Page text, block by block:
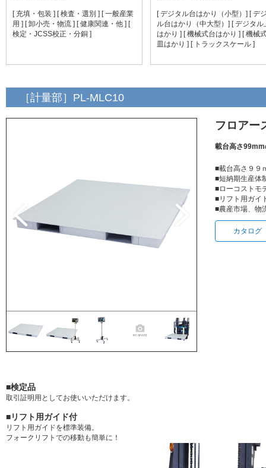
[ 充填・包装 ] [ 検査・選別 ] [ 一般産業
用 ] [ 卸小売・物流 ] [ 健康関連・他 ] [
検定・JCSS校正・分銅 ]
[ デジタル台はかり（小型）][ デ
ル台はかり（中大型）][ デジタル
はかり ][ 機械式台はかり ][ 機械
皿はかり ][ トラックスケール ]
［計量部］PL-MLC10
フロアー
載台高さ99mm
■載台高さ９９
■短納期生産体
■ローコストモ
■リフト用ガイ
■農産市場、物
カタロ
■検定品
取引証明用としてお使いいただけます。
■リフト用ガイド付
リフト用ガイドを標準装備。
フォークリフトでの移動も簡単に！